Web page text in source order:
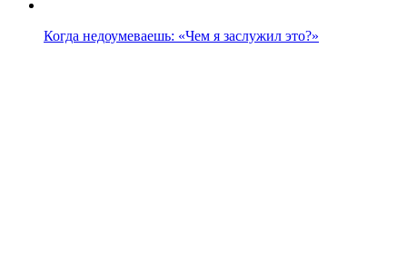
Когда недоумеваешь: «Чем я заслужил это?»